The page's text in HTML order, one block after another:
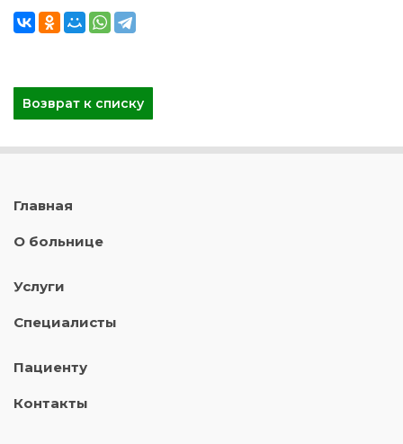
Возврат к списку
Главная
О больнице
Услуги
Специалисты
Пациенту
Контакты